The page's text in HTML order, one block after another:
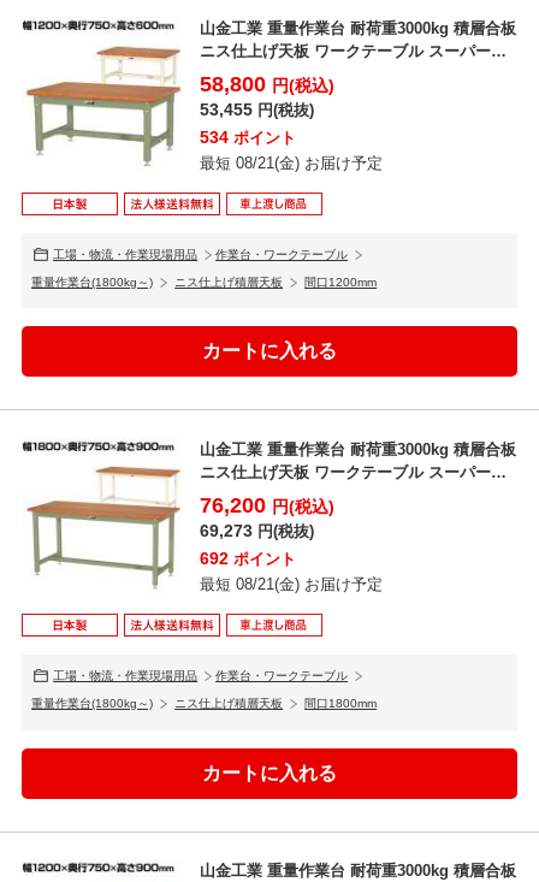
山金工業 重量作業台 耐荷重3000kg 積層合板
ニス仕上げ天板 ワークテーブル スーパータ
イプ S...
58,800 円(税込)
53,455 円(税抜)
534 ポイント
最短 08/21(金) お届け予定
工場・物流・作業現場用品 作業台・ワークテーブル
重量作業台(1800kg～) ニス仕上げ積層天板 間口1200mm
山金工業 重量作業台 耐荷重3000kg 積層合板
ニス仕上げ天板 ワークテーブル スーパータ
イプ S...
76,200 円(税込)
69,273 円(税抜)
692 ポイント
最短 08/21(金) お届け予定
工場・物流・作業現場用品 作業台・ワークテーブル
重量作業台(1800kg～) ニス仕上げ積層天板 間口1800mm
山金工業 重量作業台 耐荷重3000kg 積層合板